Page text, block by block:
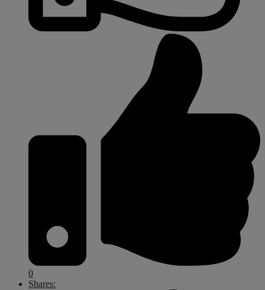
0
Shares: